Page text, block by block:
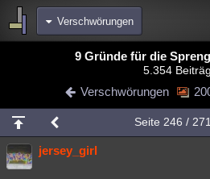
Verschwörungen
Blogs
Chat Wiki Neuigkeiten
meine Rubriken
Menschen Wissenschaft
9 Gründe für die
5.354
Verschwörungen
Seite 246 / 271
jersey_girl